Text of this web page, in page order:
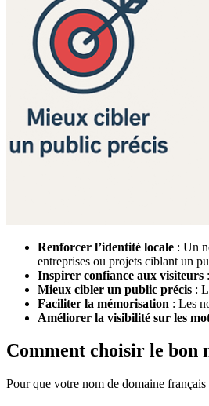
Renforcer l’identité locale : Un
entreprises ou projets ciblant un
Inspirer confiance aux visiteurs
Mieux cibler un public précis :
Faciliter la mémorisation : Les
Améliorer la visibilité sur les
Comment choisir le bon
Pour que votre nom de domaine